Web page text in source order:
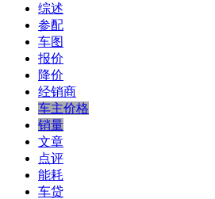
综述
参配
车图
报价
降价
经销商
车主价格
销量
文章
点评
能耗
车贷